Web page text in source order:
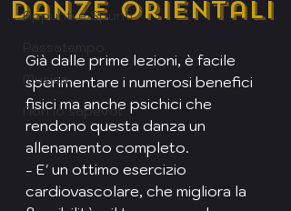
Appunti e Spunti
Passatempo
Musica
Non lo sapevo!
Danze Orientali
Già dalle prime lezioni, è facile
sperimentare i numerosi benefici
fisici ma anche psichici che
rendono questa danza un
allenamento completo.
- E' un ottimo esercizio
cardiovascolare, che migliora la